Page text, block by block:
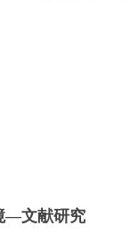
―文献研究